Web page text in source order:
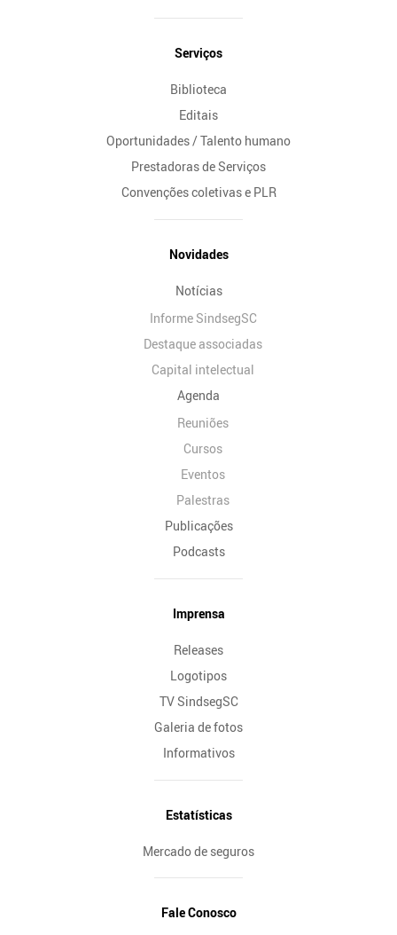
Serviços
Biblioteca
Editais
Oportunidades / Talento humano
Prestadoras de Serviços
Convenções coletivas e PLR
Novidades
Notícias
Informe SindsegSC
Destaque associadas
Capital intelectual
Agenda
Reuniões
Cursos
Eventos
Palestras
Publicações
Podcasts
Imprensa
Releases
Logotipos
TV SindsegSC
Galeria de fotos
Informativos
Estatísticas
Mercado de seguros
Fale Conosco